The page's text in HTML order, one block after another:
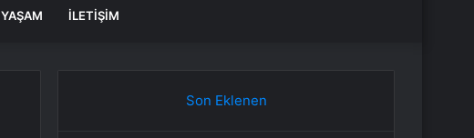
YAŞAM İLETIŞIM
Son Eklenen